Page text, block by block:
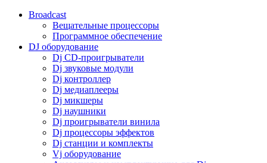
Broadcast
Вещательные процессоры
Программное обеспечение
DJ оборудование
Dj CD-проигрыватели
Dj звуковые модули
Dj контроллер
Dj медиаплееры
Dj микшеры
Dj наушники
Dj проигрыватели винила
Dj процессоры эффектов
Dj станции и комплекты
Vj оборудование